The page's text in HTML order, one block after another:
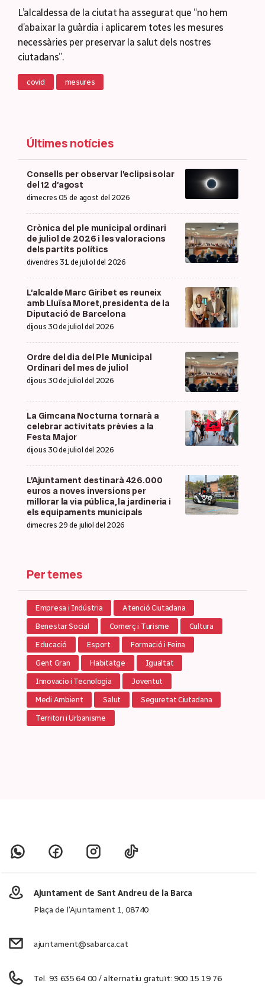
L’alcaldessa de la ciutat ha assegurat que “no hem
d’abaixar la guàrdia i aplicarem totes les mesures
necessàries per preservar la salut dels nostres
ciutadans”.
covid mesures
Últimes notícies
Consells per observar l’eclipsi solar
del 12 d’agost
dimecres 05 de agost del 2026
Crònica del ple municipal ordinari
de juliol de 2026 i les valoracions
dels partits polítics
divendres 31 de juliol del 2026
L’alcalde Marc Giribet es reuneix
amb Lluïsa Moret, presidenta de la
Diputació de Barcelona
dijous 30 de juliol del 2026
Ordre del dia del Ple Municipal
Ordinari del mes de juliol
dijous 30 de juliol del 2026
La Gimcana Nocturna tornarà a
celebrar activitats prèvies a la
Festa Major
dijous 30 de juliol del 2026
L’Ajuntament destinarà 426.000
euros a noves inversions per
millorar la via pública, la jardineria i
els equipaments municipals
dimecres 29 de juliol del 2026
Per temes
Empresa i Indústria Atenció Ciutadana
Benestar Social Comerç i Turisme Cultura
Educació Esport Formació i Feina
Gent Gran Habitatge Igualtat
Innovacio i Tecnologia Joventut
Medi Ambient Salut Seguretat Ciutadana
Territori i Urbanisme
Ajuntament de Sant Andreu de la Barca
Plaça de l'Ajuntament 1, 08740
ajuntament@sabarca.cat
Tel. 93 635 64 00 / alternatiu gratuït: 900 15 19 76